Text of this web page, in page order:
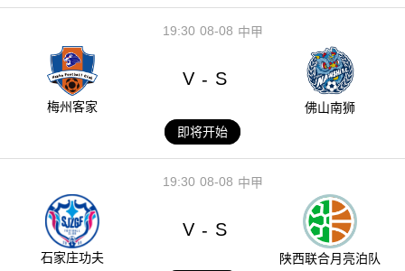
08-08
19:30 中甲
梅州客家
V - S
佛山南狮
即将开始
08-08
19:30 中甲
石家庄功夫
V - S
陕西联合月亮泊队